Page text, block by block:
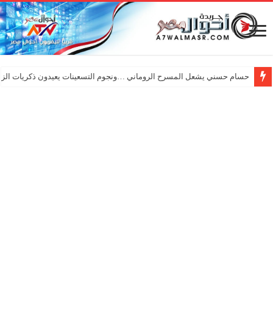
حسام حسني يشعل المسرح الروماني …ونجوم التسعينات يعيدون ذكريات